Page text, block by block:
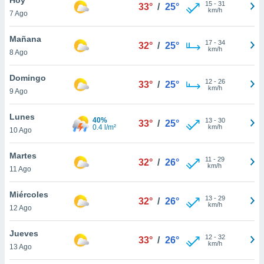
en
más
nuestra
de
cookies
aceptar
7 Ago
33° / 25° 15- 31
km/h
Mañana
8 Ago
32° / 25° 17- 34
km/h
Domingo
9 Ago
33° / 25° 12- 26
km/h
Lunes
10 Ago
40%
0.4 l/m²
33° / 25° 13- 30
km/h
Martes
11 Ago
32° / 26° 11 - 29
km/h
Miércoles
12 Ago
32° / 26° 13- 29
km/h
Jueves
13 Ago
33° / 26° 12- 32
km/h